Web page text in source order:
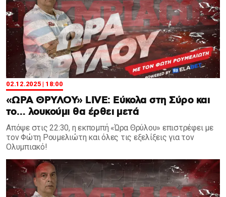
02.12.2025 | 18:00
«ΩΡΑ ΘΡΥΛΟΥ» LIVE: Εύκολα στη Σύρο και
το… λουκούμι θα έρθει μετά
Aπόψε στις 22:30, η εκπομπή «Ώρα Θρύλου» επιστρέφει με
τον Φώτη Ρουμελιώτη και όλες τις εξελίξεις για τον
Ολυμπιακό!